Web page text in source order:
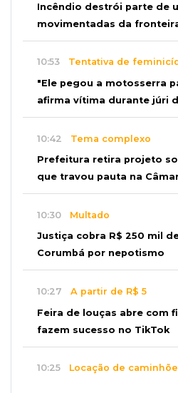
Incêndio destrói parte de
movimentadas da
10:53 Tentativa de
"Ele pegou a motosserra
afirma vítima durante júri
10:42 Tema complexo
Prefeitura retira projeto
que travou pauta na
10:30 Multado
Justiça cobra R$ 250 mil
Corumbá por nepotismo
10:27 A partir de R$ 5
Feira de louças abre com
fazem sucesso no TikTok
10:25 Locação de